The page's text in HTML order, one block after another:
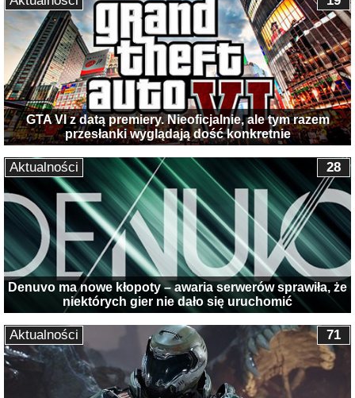
GTA VI z datą premiery. Nieoficjalnie, ale tym razem
przesłanki wyglądają dość konkretnie
Denuvo ma nowe kłopoty – awaria serwerów sprawiła, że
niektórych gier nie dało się uruchomić
28
Aktualności
71
Aktualności